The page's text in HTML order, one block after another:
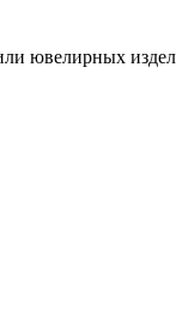
ювелирных